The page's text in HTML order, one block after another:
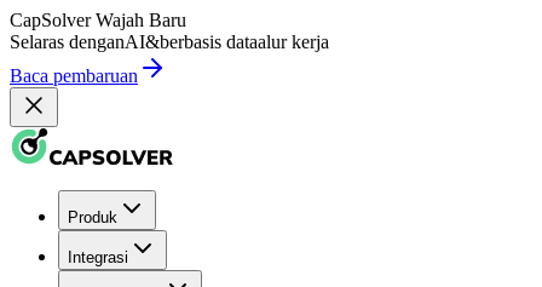
CapSolver Wajah Baru
Selaras denganAI&berbasis dataalur kerja
Baca pembaruan
Produk
Integrasi